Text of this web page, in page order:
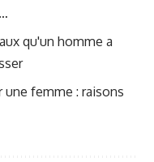
qu'un homme a
une femme : raisons